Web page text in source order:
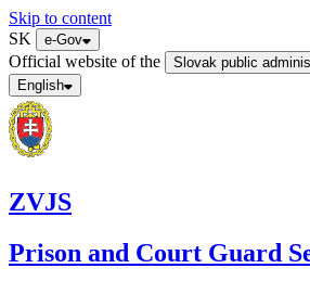
Skip to content
SK
e-Gov
Official website of the
Slovak public
English
ZVJS
Prison and Court Guard